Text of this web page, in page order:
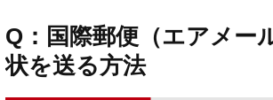
Q：国際郵便（エアメー
状を送る方法